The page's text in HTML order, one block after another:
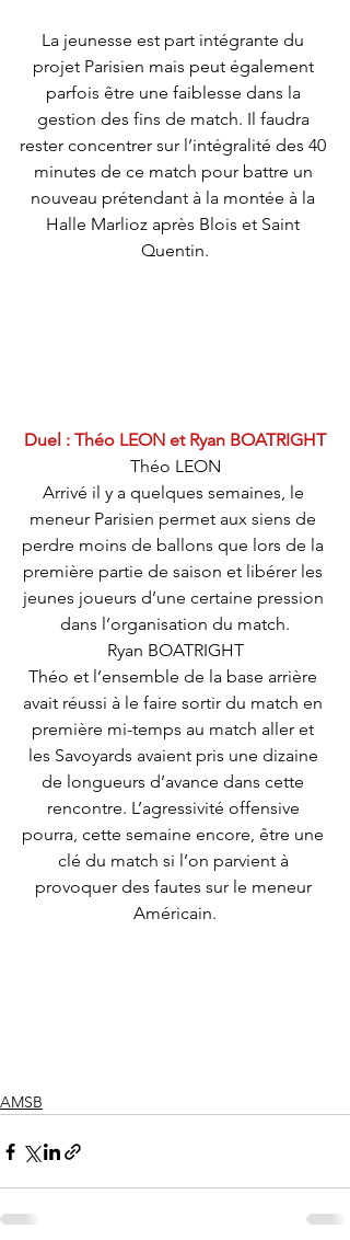
La jeunesse est part intégrante du
projet Parisien mais peut également
parfois être une faiblesse dans la
gestion des fins de match. Il faudra
rester concentrer sur l’intégralité des 40
minutes de ce match pour battre un
nouveau prétendant à la montée à la
Halle Marlioz après Blois et Saint
Quentin.
Duel : Théo LEON et Ryan BOATRIGHT
Théo LEON
Arrivé il y a quelques semaines, le
meneur Parisien permet aux siens de
perdre moins de ballons que lors de la
première partie de saison et libérer les
jeunes joueurs d’une certaine pression
dans l’organisation du match.
Ryan BOATRIGHT
Théo et l’ensemble de la base arrière
avait réussi à le faire sortir du match en
première mi-temps au match aller et
les Savoyards avaient pris une dizaine
de longueurs d’avance dans cette
rencontre. L’agressivité offensive
pourra, cette semaine encore, être une
clé du match si l’on parvient à
provoquer des fautes sur le meneur
Américain.
AMSB